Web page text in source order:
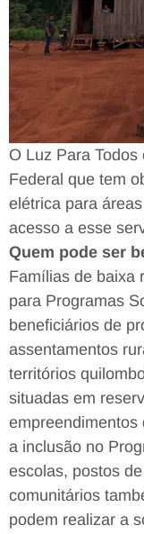
O Luz Para
Federal que tem
elétrica para
acesso a esse
Quem pode ser
Famílias de baixa
para Programas
beneficiários de
assentamentos
territórios
situadas em
empreendimentos
a inclusão no
escolas, postos
comunitários
podem realizar a